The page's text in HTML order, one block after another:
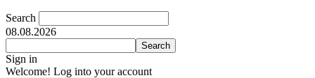
Search
08.08.2026
Sign in
Welcome! Log into your account